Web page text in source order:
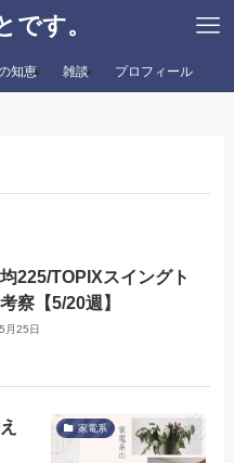
です。
知恵 雑談 プロフィール
225/TOPIXスイングト
察【5/20週】
月25日
家電系